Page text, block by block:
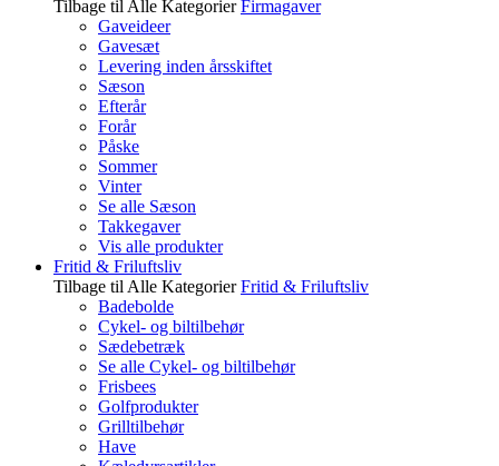
Tilbage til Alle Kategorier Firmagaver
Gaveideer
Gavesæt
Levering inden årsskiftet
Sæson
Efterår
Forår
Påske
Sommer
Vinter
Se alle Sæson
Takkegaver
Vis alle produkter
Fritid & Friluftsliv
Tilbage til Alle Kategorier Fritid & Friluftsliv
Badebolde
Cykel- og biltilbehør
Sædebetræk
Se alle Cykel- og biltilbehør
Frisbees
Golfprodukter
Grilltilbehør
Have